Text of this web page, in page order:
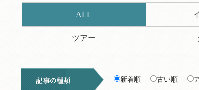
ALL
ツアー
新着順 古い順